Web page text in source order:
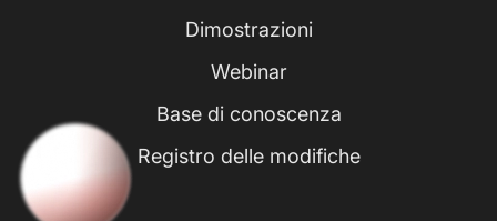
Dimostrazioni
Webinar
Base di conoscenza
Registro delle modifiche